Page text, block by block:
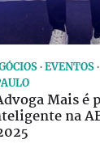
EVENTOS
Mais é
na